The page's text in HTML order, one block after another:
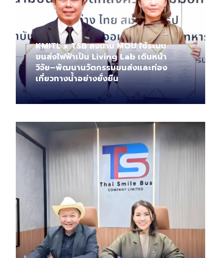
KMITL x TSB ลงนาม MOU ใช้ระบบ
ขนส่งไฟฟ้าเป็น Living Lab เดินหน้า
วิจัย–พัฒนานวัตกรรมขนส่งและท่อง
เที่ยวทางน้ำอย่างยั่งยืน